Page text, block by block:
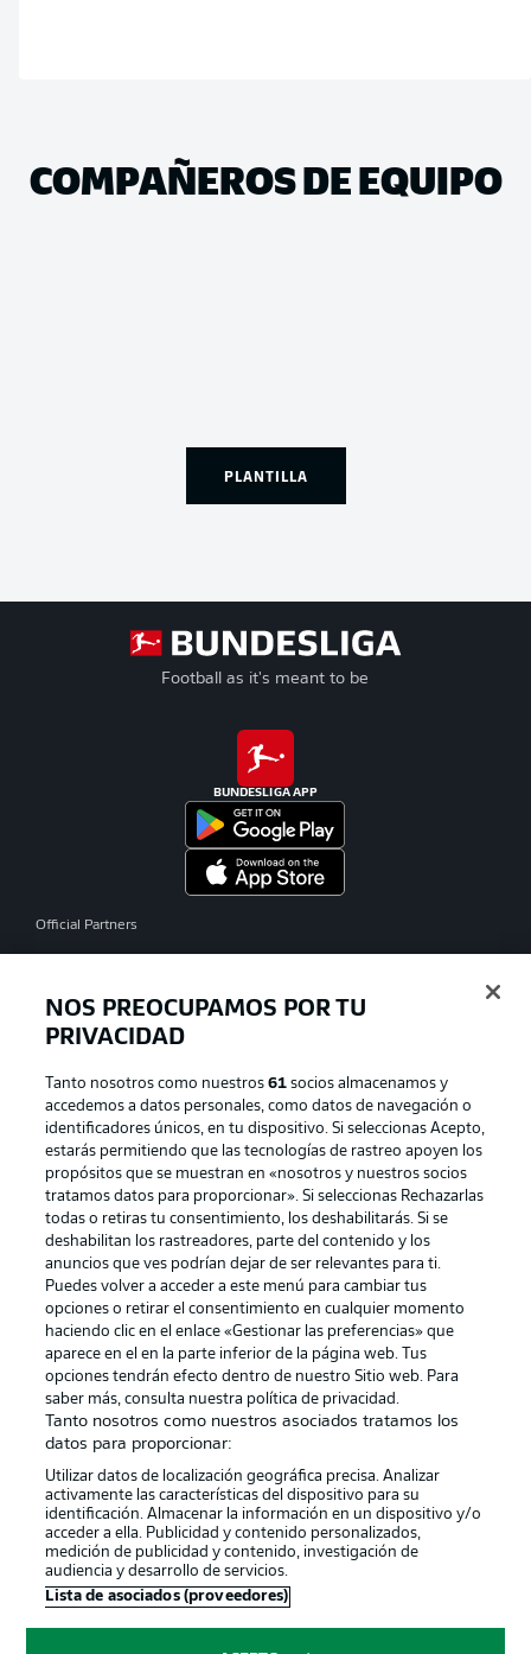
COMPAÑEROS DE EQUIPO
PLANTILLA
Football as it's meant to be
BUNDESLIGA APP
Official Partners
Publicidad Aviso legal
Gestionar las preferencias Declaracion de privacidad
Canales Trabajos
Jugadores Condiciones de uso
Sello Editorial Contacto
© 2026 Bundesliga-Gruppe GmbH
Elegir idioma
NOS PREOCUPAMOS POR TU
PRIVACIDAD
Tanto nosotros como nuestros61 socios almacenamos y
accedemos a datos personales, como datos de navegación o
identificadores únicos, en tu dispositivo. Si seleccionas Acepto,
estarás permitiendo que las tecnologías de rastreo apoyen los
propósitos que se muestran en «nosotros y nuestros socios
tratamos datos para proporcionar». Si seleccionas Rechazarlas
todas o retiras tu consentimiento, los deshabilitarás. Si se
deshabilitan los rastreadores, parte del contenido y los
anuncios que ves podrían dejar de ser relevantes para ti.
Puedes volver a acceder a este menú para cambiar tus
opciones o retirar el consentimiento en cualquier momento
haciendo clic en el enlace «Gestionar las preferencias» que
aparece en el en la parte inferior de la página web. Tus
opciones tendrán efecto dentro de nuestro Sitio web. Para
saber más, consulta nuestra política de privacidad.
Tanto nosotros como nuestros asociados tratamos los
datos para proporcionar:
Utilizar datos de localización geográfica precisa. Analizar
activamente las características del dispositivo para su
identificación. Almacenar la información en un dispositivo y/o
acceder a ella. Publicidad y contenido personalizados,
medición de publicidad y contenido, investigación de
audiencia y desarrollo de servicios.
Lista de asociados (proveedores)